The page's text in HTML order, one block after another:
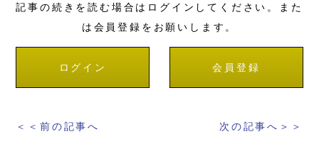
記事の続きを読む場合はログインしてください。また
は会員登録をお願いします。
ログイン 会員登録
＜＜前の記事へ 次の記事へ＞＞